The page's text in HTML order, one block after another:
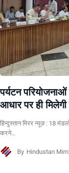
पर्यटन
आधार पर ही
हिन्दुस्तान मिरर न्यूज़ : 18
करने…
By Hindustan